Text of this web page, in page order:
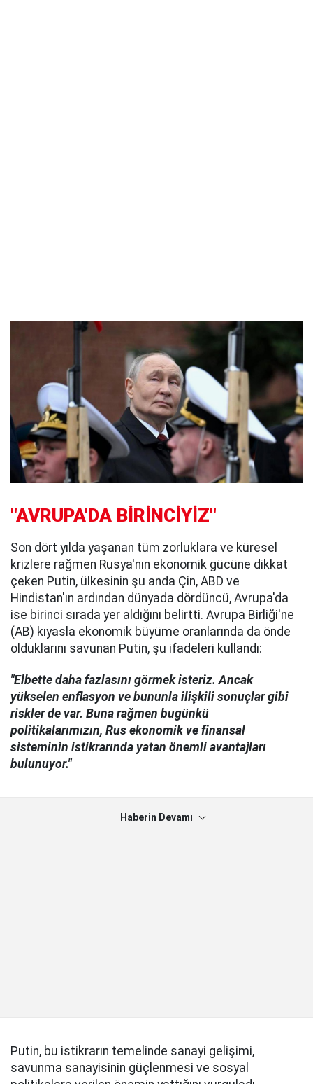
"AVRUPA'DA BİRİNCİYİZ"
Son dört yılda yaşanan tüm zorluklara ve küresel
krizlere rağmen Rusya'nın ekonomik gücüne dikkat
çeken Putin, ülkesinin şu anda Çin, ABD ve
Hindistan'ın ardından dünyada dördüncü, Avrupa'da
ise birinci sırada yer aldığını belirtti. Avrupa Birliği'ne
(AB) kıyasla ekonomik büyüme oranlarında da önde
olduklarını savunan Putin, şu ifadeleri kullandı:
"Elbette daha fazlasını görmek isteriz. Ancak
yükselen enflasyon ve bununla ilişkili sonuçlar gibi
riskler de var. Buna rağmen bugünkü
politikalarımızın, Rus ekonomik ve finansal
sisteminin istikrarında yatan önemli avantajları
bulunuyor."
Haberin Devamı
Putin, bu istikrarın temelinde sanayi gelişimi,
savunma sanayisinin güçlenmesi ve sosyal